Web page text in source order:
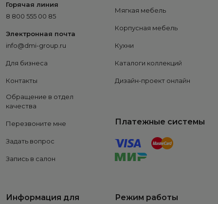
Горячая линия
8 800 555 00 85
Электронная почта
info@dmi-group.ru
Для бизнеса
Контакты
Обращение в отдел
качества
Перезвоните мне
Задать вопрос
Запись в салон
Мягкая мебель
Корпусная мебель
Кухни
Каталоги коллекций
Дизайн-проект онлайн
Платежные системы
Информация для
Режим работы